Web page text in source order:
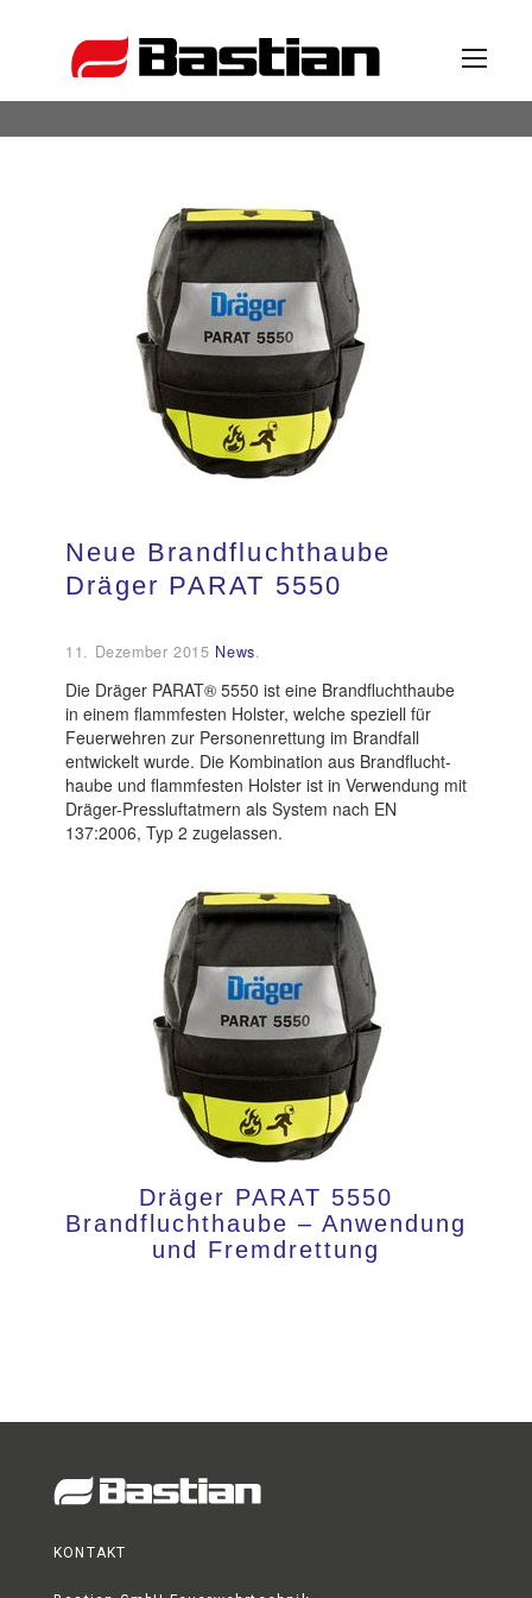
Ansprechpartner
Kundendienst
Kontakt
Neue Brandfluchthaube
Dräger PARAT 5550
11. Dezember 2015 News.
Die Dräger PARAT® 5550 ist eine Brandfluchthaube
in einem flammfesten Holster, welche speziell für
Feuerwehren zur Personenrettung im Brandfall
entwickelt wurde. Die Kombination aus Brandflucht-
haube und flammfesten Holster ist in Verwendung mit
Dräger-Pressluftatmern als System nach EN
137:2006, Typ 2 zugelassen.
Dräger PARAT 5550
Brandfluchthaube – Anwendung
und Fremdrettung
KONTAKT